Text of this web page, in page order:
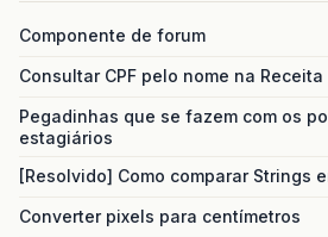
Componente de forum
Consultar CPF pelo nome na Receita
Pegadinhas que se fazem com os
estagiários
[Resolvido] Como comparar Strings
Converter pixels para centímetros